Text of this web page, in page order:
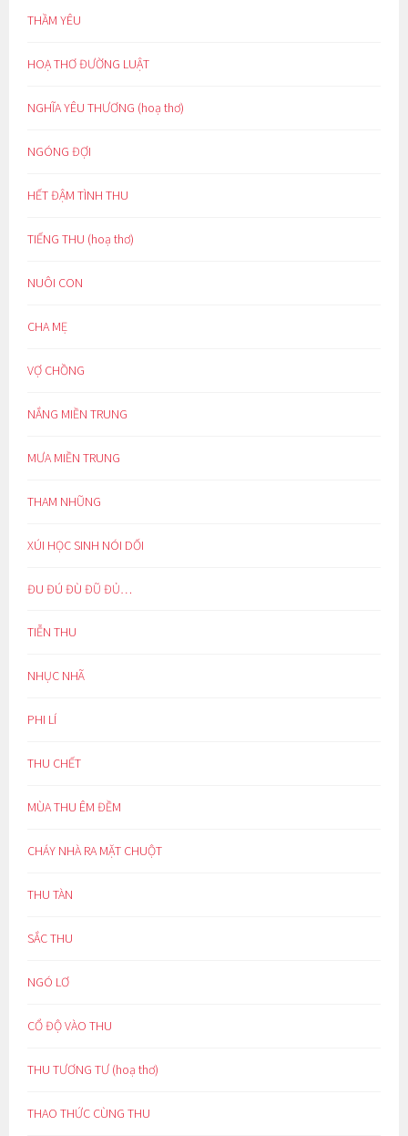
THẦM YÊU
HOẠ THƠ ĐƯỜNG LUẬT
NGHĨA YÊU THƯƠNG (hoạ thơ)
NGÓNG ĐỢI
HẾT ĐẬM TÌNH THU
TIẾNG THU (hoạ thơ)
NUÔI CON
CHA MẸ
VỢ CHỒNG
NẮNG MIỀN TRUNG
MƯA MIỀN TRUNG
THAM NHŨNG
XÚI HỌC SINH NÓI DỐI
ĐU ĐÚ ĐÙ ĐŨ ĐỦ…
TIỄN THU
NHỤC NHÃ
PHI LÍ
THU CHẾT
MÙA THU ÊM ĐỀM
CHÁY NHÀ RA MẶT CHUỘT
THU TÀN
SẮC THU
NGÓ LƠ
CỔ ĐỘ VÀO THU
THU TƯƠNG TƯ (hoạ thơ)
THAO THỨC CÙNG THU